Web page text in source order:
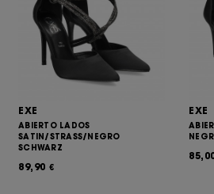
EXE
ABIERTO LADOS
SATIN/STRASS/NEGRO
SCHWARZ
89,90 €
EXE